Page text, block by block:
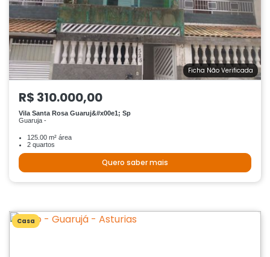
Ficha Não Verificada
R$ 310.000,00
Vila Santa Rosa Guaruj&#x00e1; Sp
Guaruja -
125.00 m² área
2 quartos
Quero saber mais
Casa